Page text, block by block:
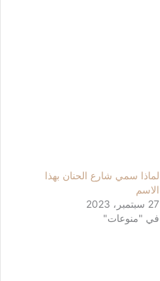
لماذا سمي شارع الحنان بهذا
الاسم
27 سبتمبر، 2023
في "منوعات"